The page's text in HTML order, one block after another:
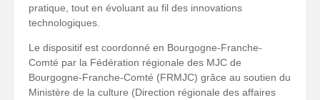
pratique, tout en évoluant au fil des innovations
technologiques.
Le dispositif est coordonné en Bourgogne-Franche-
Comté par la Fédération régionale des MJC de
Bourgogne-Franche-Comté (FRMJC) grâce au soutien du
Ministère de la culture (Direction régionale des affaires